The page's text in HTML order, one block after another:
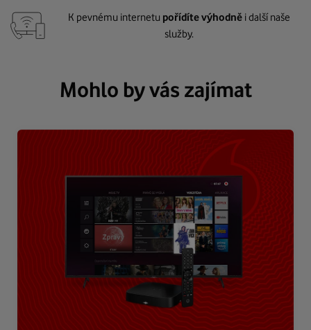
K pevnému internetu pořídíte výhodně i další naše
služby.
Mohlo by vás zajímat